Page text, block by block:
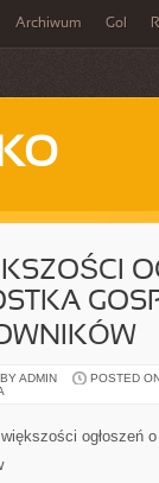
Archiwum Gol
ADMIN POSTED
ogłoszeń